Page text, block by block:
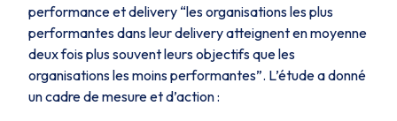
performance et delivery “les organisations les plus
performantes dans leur delivery atteignent en moyenne
deux fois plus souvent leurs objectifs que les
organisations les moins performantes”. L’étude a donné
un cadre de mesure et d’action :